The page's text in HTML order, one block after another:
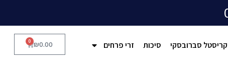
קריסטל סברובסקי סיכות זרי פרחים ₪0.00
0